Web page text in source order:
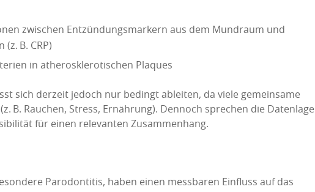
zwischen Entzündungsmarkern aus dem Mundraum und
B. CRP)
in atherosklerotischen Plaques
sich derzeit jedoch nur bedingt ableiten, da viele gemeinsame
B. Rauchen, Stress, Ernährung). Dennoch sprechen die Datenlage
für einen relevanten Zusammenhang.
Parodontitis, haben einen messbaren Einfluss auf das